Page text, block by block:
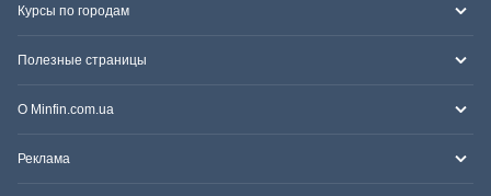
Курсы по городам
Полезные страницы
О Minfin.com.ua
Реклама